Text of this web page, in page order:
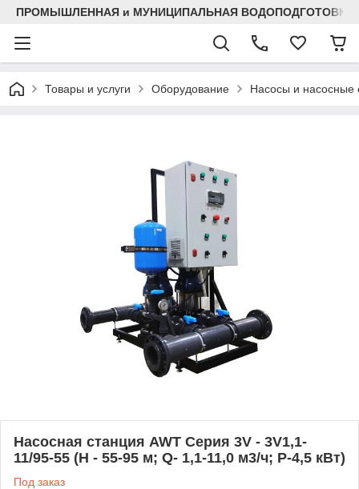
ПРОМЫШЛЕННАЯ и МУНИЦИПАЛЬНАЯ ВОДОПОДГОТОВКА
Товары и услуги Оборудование Насосы и насосные
Насосная станция AWT Серия 3V - 3V1,1-
11/95-55 (Н - 55-95 м; Q- 1,1-11,0 м3/ч; Р-4,5 кВт)
Под заказ